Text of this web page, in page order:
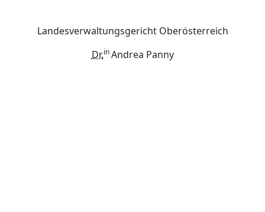
Landesverwaltungsgericht Oberösterreich
Dr.inAndrea Panny